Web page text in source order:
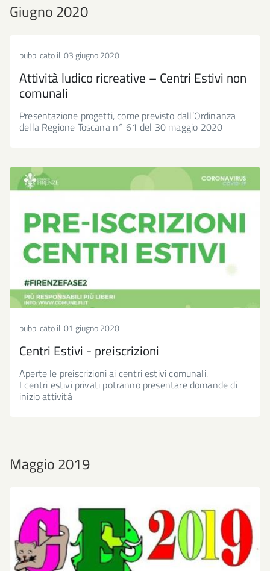
Giugno 2020
pubblicato il:03 giugno 2020
Attività ludico ricreative – Centri Estivi non
comunali
Presentazione progetti, come previsto dall’Ordinanza
della Regione Toscana n° 61 del 30 maggio 2020
pubblicato il:01 giugno 2020
Centri Estivi - preiscrizioni
Aperte le preiscrizioni ai centri estivi comunali.
I centri estivi privati potranno presentare domande di
inizio attività
Maggio 2019